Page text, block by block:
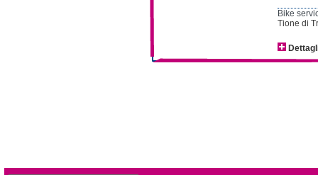
Bike
Tione di